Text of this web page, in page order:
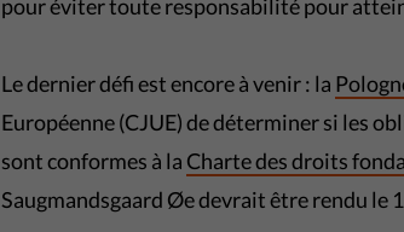
pour éviter toute responsabilité pour
Le dernier défi est encore à venir : la
Européenne (CJUE) de déterminer si les
sont conformes à la Charte des droits
Saugmandsgaard Øe devrait être rendu le